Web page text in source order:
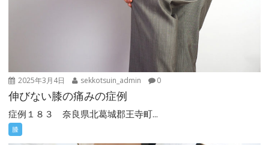
2025年3月4日 sekkotsuin_admin 0
伸びない膝の痛みの症例
症例１８３ 奈良県北葛城郡王寺町...
膝